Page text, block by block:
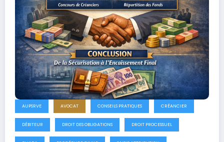
AUPSRVE AVOCAT CONSEILS PRATIQUES CRÉANCIER
DÉBITEUR DROIT DES OBLIGATIONS DROIT PROCESSUEL